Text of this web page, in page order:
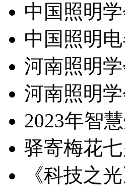
中国照明
中国照明
河南照明
河南照明
2023年智
驿寄梅花
《科技之